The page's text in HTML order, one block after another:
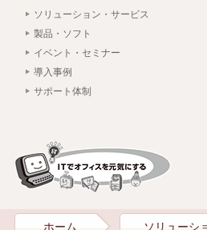
ソリューション・サービス
製品・ソフト
イベント・セミナー
導入事例
サポート体制
ホーム ソリューシ